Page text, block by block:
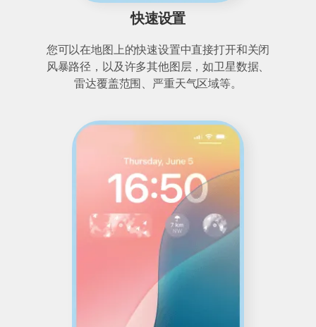
快速设置
您可以在地图上的快速设置中直接打开和关闭
风暴路径，以及许多其他图层，如卫星数据、
雷达覆盖范围、严重天气区域等。